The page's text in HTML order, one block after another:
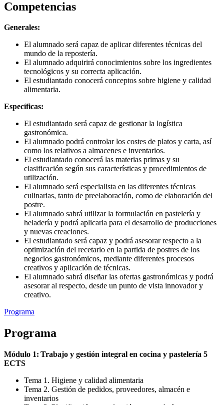
Competencias
Generales:
El alumnado será capaz de aplicar diferentes técnicas del
mundo de la repostería.
El alumnado adquirirá conocimientos sobre los ingredientes
tecnológicos y su correcta aplicación.
El estudiantado conocerá conceptos sobre higiene y calidad
alimentaria.
Específicas:
El estudiantado será capaz de gestionar la logística
gastronómica.
El alumnado podrá controlar los costes de platos y carta, así
como los relativos a almacenes e inventarios.
El estudiantado conocerá las materias primas y su
clasificación según sus características y procedimientos de
utilización.
El alumnado será especialista en las diferentes técnicas
culinarias, tanto de preelaboración, como de elaboración del
postre.
El alumnado sabrá utilizar la formulación en pastelería y
heladería y podrá aplicarla para el desarrollo de producciones
y nuevas creaciones.
El estudiantado será capaz y podrá asesorar respecto a la
optimización del recetario en la partida de postres de los
negocios gastronómicos, mediante diferentes procesos
creativos y aplicación de técnicas.
El alumnado sabrá diseñar las ofertas gastronómicas y podrá
asesorar al respecto, desde un punto de vista innovador y
creativo.
Programa
Programa
Módulo 1: Trabajo y gestión integral en cocina y pastelería 5
ECTS
Tema 1. Higiene y calidad alimentaria
Tema 2. Gestión de pedidos, proveedores, almacén e
inventarios